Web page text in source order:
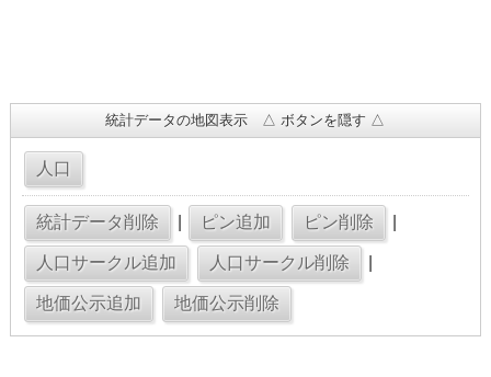
統計データの地図表示 △ ボタンを隠す △